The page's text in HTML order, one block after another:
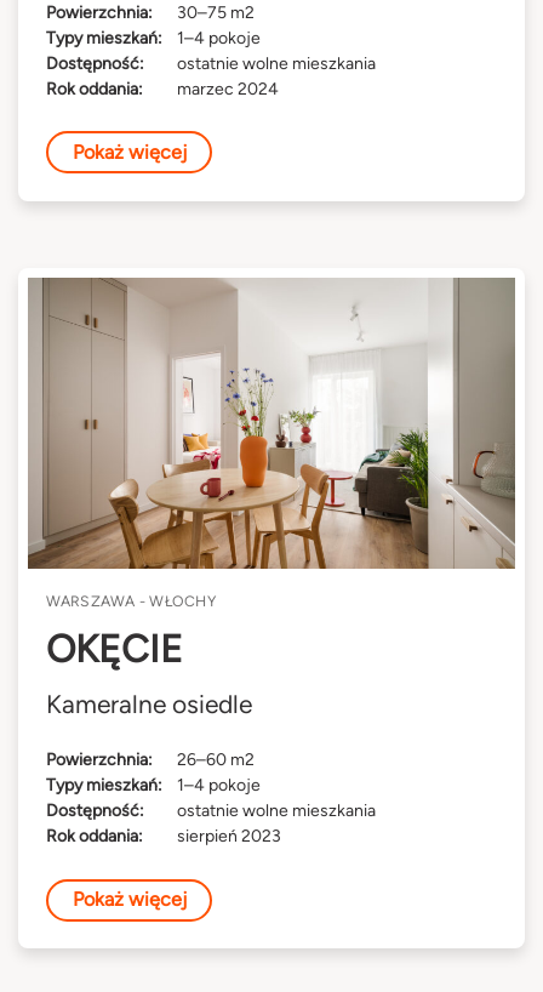
Powierzchnia:
30–75 m2
Typy mieszkań:
1–4 pokoje
Dostępność:
ostatnie wolne mieszkania
Rok oddania:
marzec 2024
Pokaż więcej
WARSZAWA - WŁOCHY
OKĘCIE
Kameralne osiedle
Powierzchnia:
26–60 m2
Typy mieszkań:
1–4 pokoje
Dostępność:
ostatnie wolne mieszkania
Rok oddania:
sierpień 2023
Pokaż więcej